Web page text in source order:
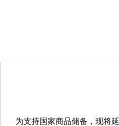
为支持国家商品储备，现将